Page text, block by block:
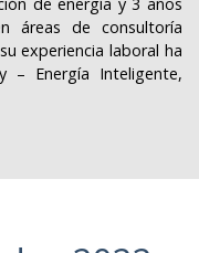
áreas de consultoría
experiencia laboral ha
– Energía Inteligente,